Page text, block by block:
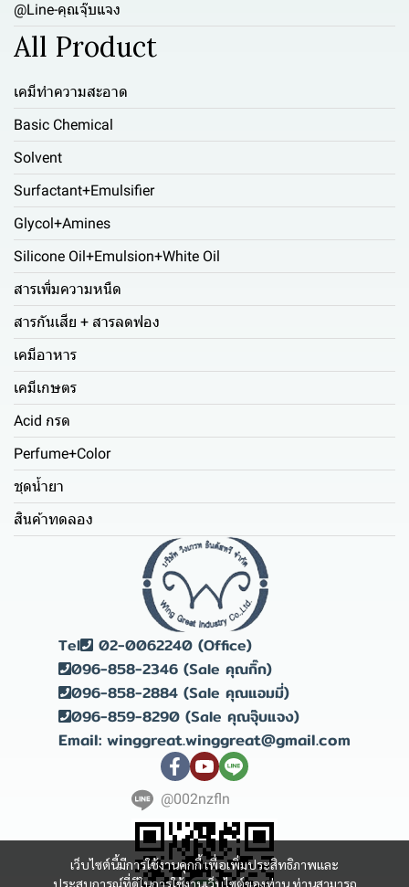
เว็บไซต์นี้มีการใช้งานคุกกี้ เพื่อเพิ่มประสิทธิภาพและ
ประสบการณ์ที่ดีในการใช้งานเว็บไซต์ของท่าน ท่านสามารถ
@Line-คุณจุ๊บแจง
All Product
เคมีทำความสะอาด
Basic Chemical
Solvent
Surfactant+Emulsifier
Glycol+Amines
Silicone Oil+Emulsion+White Oil
สารเพิ่มความหนืด
สารกันเสีย + สารลดฟอง
เคมีอาหาร
เคมีเกษตร
Acid กรด
Perfume+Color
ชุดน้ำยา
สินค้าทดลอง
Tel
02-0062240 (Office)
096-858-2346 (Sale คุณกิ๊ก)
096-858-2884 (Sale คุณแอมมี่)
096-859-8290 (Sale คุณจุ๊บแจง)
Email: winggreat.winggreat@gmail.com
@002nzfln